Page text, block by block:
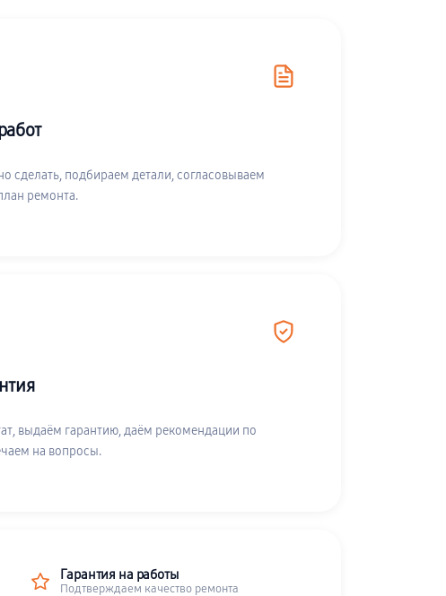
сделать, подбираем детали, согласовываем
ремонта.
выдаём гарантию, даём рекомендации по
на вопросы.
Гарантия на работы
Подтверждаем качество ремонта